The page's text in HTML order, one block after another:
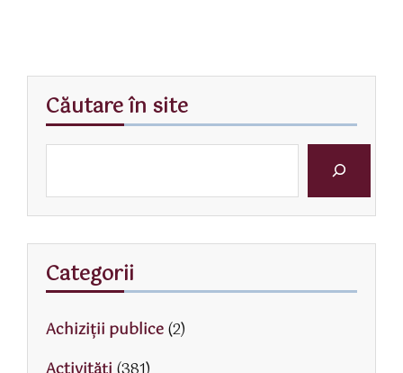
Căutare în site
Categorii
Achiziții publice(2)